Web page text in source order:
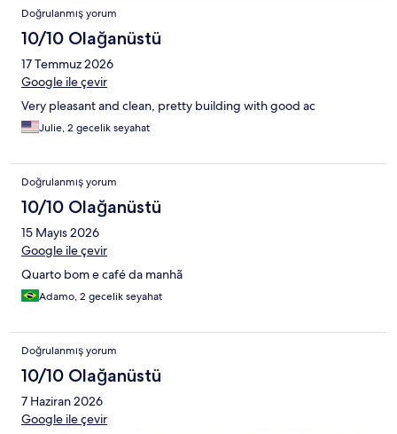
Doğrulanmış yorum
10/10 Olağanüstü
17 Temmuz 2026
Google ile çevir
Very pleasant and clean, pretty building with good ac
Julie, 2 gecelik seyahat
Doğrulanmış yorum
10/10 Olağanüstü
15 Mayıs 2026
Google ile çevir
Quarto bom e café da manhã
Adamo, 2 gecelik seyahat
Doğrulanmış yorum
10/10 Olağanüstü
7 Haziran 2026
Google ile çevir